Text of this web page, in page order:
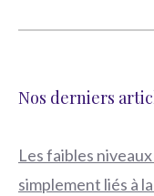
Nos derniers
Les faibles
simplement liés à